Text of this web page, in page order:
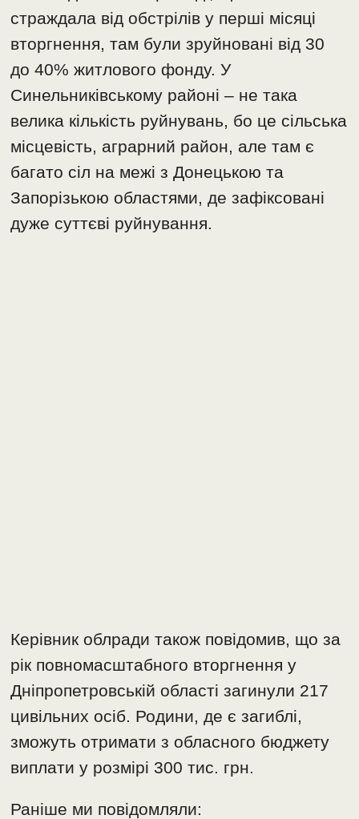
страждала від обстрілів у перші місяці
вторгнення, там були зруйновані від 30
до 40% житлового фонду. У
Синельниківському районі – не така
велика кількість руйнувань, бо це сільська
місцевість, аграрний район, але там є
багато сіл на межі з Донецькою та
Запорізькою областями, де зафіксовані
дуже суттєві руйнування.
Керівник облради також повідомив, що за
рік повномасштабного вторгнення у
Дніпропетровській області загинули 217
цивільних осіб. Родини, де є загиблі,
зможуть отримати з обласного бюджету
виплати у розмірі 300 тис. грн.
Раніше ми повідомляли: